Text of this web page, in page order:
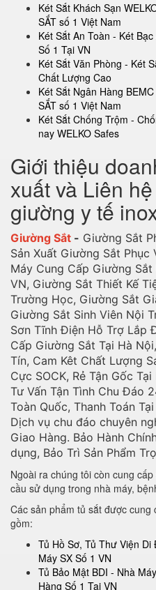
Két Sắt Khách Sạn
SẮT số 1 Việt Nam
Két Sắt An Toàn - Két
Số 1 Tại VN
Két Sắt Văn Phòng - Két
Chất Lượng Cao
Két Sắt Ngân Hàng
SẮT số 1 Việt Nam
Két Sắt Chống Trộm -
nay WELKO Safes
Giới thiệu
xuất và Liên
giường y tế
Giường Sắt - Giường Sắt
Sản Xuất Giường Sắt Phục
Máy Cung Cấp Giường
VN, Giường Sắt Thiết Kế
Trường Học, Giường Sắt
Giường Sắt Sinh Viên Nội
Sơn Tĩnh Điện Hỗ Trợ Lắp
Cấp Giường Sắt Tại Hà
Tín, Cam Kêt Chất Lượng
Cực SOCK, Rẻ Tận Gốc
Tư Vấn Tận Tình Chu Đáo
Toàn Quốc, Thanh Toán
Dịch vụ chu đáo chuyên
Giao Hàng. Bảo Hành
dụng, Bảo Trì Sản Phẩm
Ngoài ra chúng tôi còn cung
cầu sử dụng trong nhà máy,
Các sản phẩm tủ sắt được
gồm:
Tủ Hồ Sơ, Tủ Thư Viện
Máy SX Số 1 VN
Tủ Bảo Mật BDI - Nhà
Hàng Số 1 Tại VN